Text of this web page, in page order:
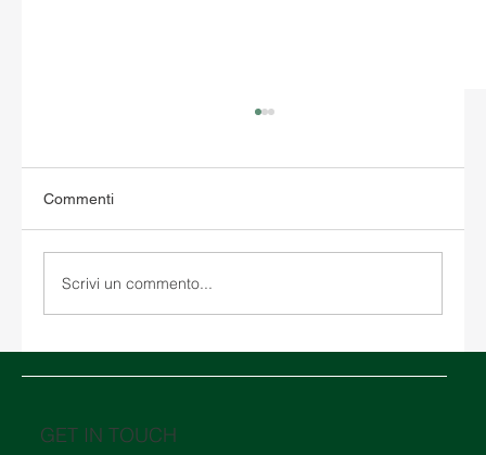
Commenti
Scrivi un commento...
GET IN TOUCH